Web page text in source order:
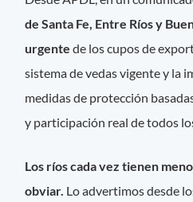
de Santa Fe, Entre Ríos y
urgente de los cupos de
sistema de vedas vigente y la
medidas de protección
y participación real de todos
Los ríos cada vez tienen
obviar. Lo advertimos desde